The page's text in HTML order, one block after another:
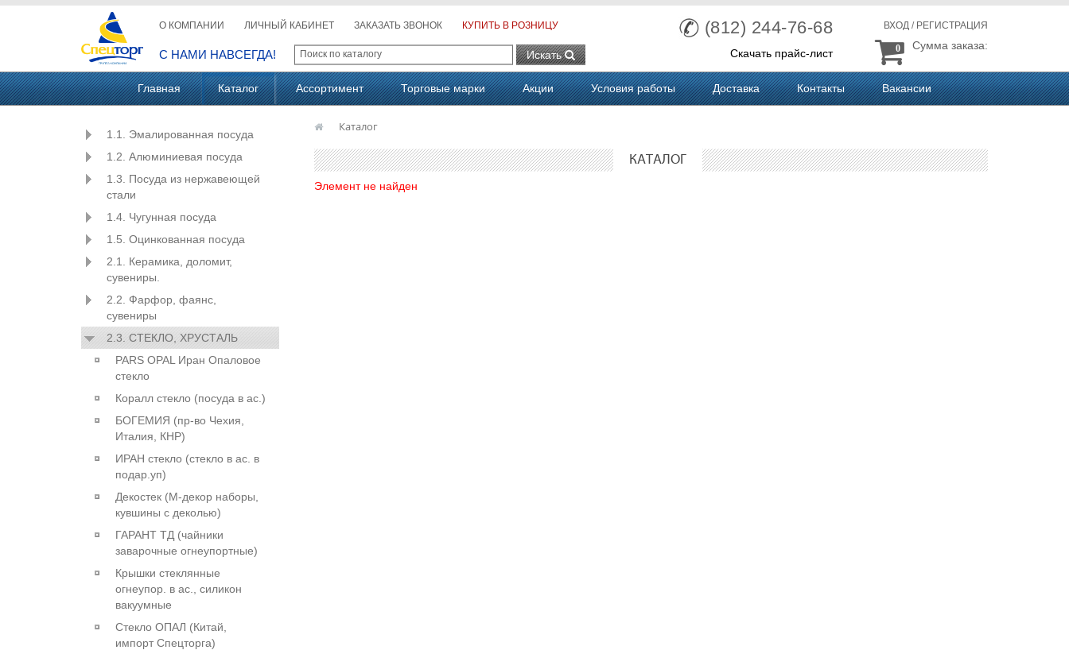
О КОМПАНИИ ЛИЧНЫЙ КАБИНЕТ ЗАКАЗАТЬ ЗВОНОК КУПИТЬ В РОЗНИЦУ
С НАМИ НАВСЕГДА! Искать
(812) 244-76-68
Скачать прайс-лист
ВХОД / РЕГИСТРАЦИЯ
Сумма заказа:
0
Главная Каталог Ассортимент Торговые марки Акции Условия работы Доставка Контакты Вакансии
1.1. Эмалированная посуда
1.2. Алюминиевая посуда
1.3. Посуда из нержавеющей
стали
1.4. Чугунная посуда
1.5. Оцинкованная посуда
2.1. Керамика, доломит,
сувениры.
2.2. Фарфор, фаянс,
сувениры
2.3. СТЕКЛО, ХРУСТАЛЬ
PARS OPAL Иран Опаловое
стекло
Коралл стекло (посуда в ас.)
БОГЕМИЯ (пр-во Чехия,
Италия, КНР)
ИРАН стекло (стекло в ас. в
подар.уп)
Декостек (М-декор наборы,
кувшины с деколью)
ГАРАНТ ТД (чайники
заварочные огнеупортные)
Крышки стеклянные
огнеупор. в ас., силикон
вакуумные
Стекло ОПАЛ (Китай,
импорт Спецторга)
Каталог
КАТАЛОГ
Элемент не найден